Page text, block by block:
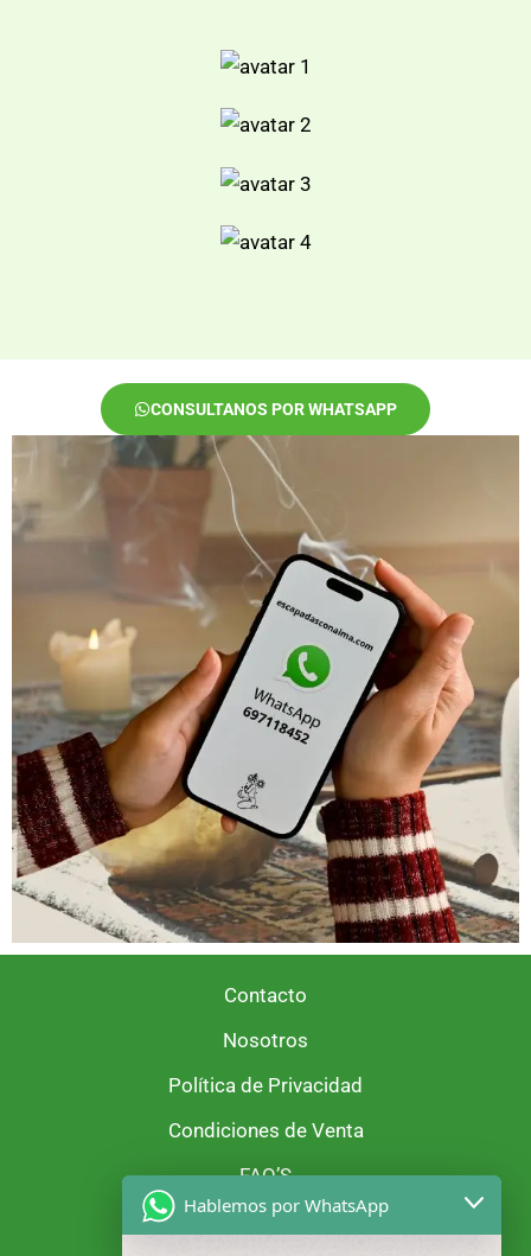
CONSULTANOS POR WHATSAPP
Contacto
Nosotros
Política de Privacidad
Condiciones de Venta
FAQ’S
Hablemos por WhatsApp